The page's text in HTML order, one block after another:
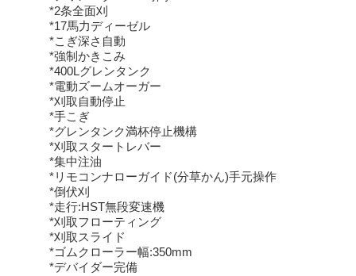
*2条全面刈
*17馬力ディーゼル
*こぎ深さ自動
*強制かきこみ
*400Lグレンタンク
*電動ズームオーガー
*刈取自動停止
*手こぎ
*グレンタンク満杯停止機構
*刈取スタートレバー
*集中注油
*リモコンナローガイド(分草かん)手元操作
*倒伏刈
*走行:HST無段変速機
*刈取フローティング
*刈取スライド
*ゴムクローラー幅:350mm
*デバイダー完備